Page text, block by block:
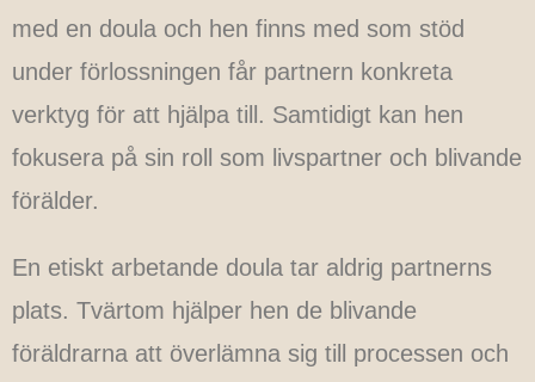
med en doula och hen finns med som stöd
under förlossningen får partnern konkreta
verktyg för att hjälpa till. Samtidigt kan hen
fokusera på sin roll som livspartner och blivande
förälder.
En etiskt arbetande doula tar aldrig partnerns
plats. Tvärtom hjälper hen de blivande
föräldrarna att överlämna sig till processen och